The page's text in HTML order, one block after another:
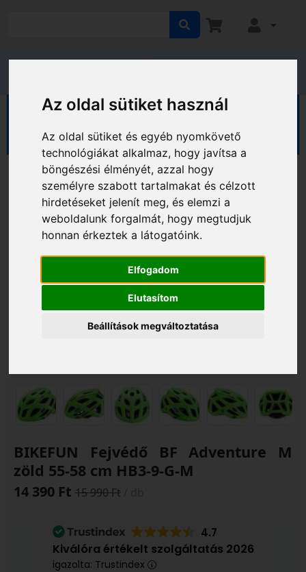
Az oldal sütiket használ
Az oldal sütiket és egyéb nyomkövető
technológiákat alkalmaz, hogy javítsa a
böngészési élményét, azzal hogy
személyre szabott tartalmakat és célzott
hirdetéseket jelenít meg, és elemzi a
weboldalunk forgalmát, hogy megtudjuk
honnan érkeztek a látogatóink.
Elfogadom
Elutasítom
Beállítások megváltoztatása
Sport, kerékpár
Ruházat Fejvédők
BIKEFUN Fejvédő BF Adventure M
zöld 55-58 cm HB3-9-G-M
14 390 Ft 15 990 Ft
4.7
Kiválóra értékelt szolgáltatás 2026
igazolta: Trustindex